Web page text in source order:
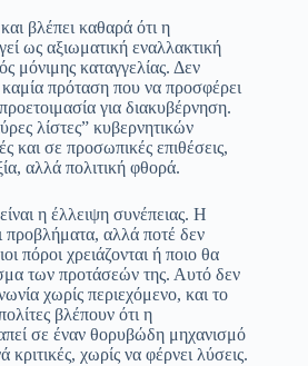
βλέπει καθαρά ότι η
ως αξιωματική εναλλακτική
μόνιμης καταγγελίας. Δεν
καμία πρόταση που να προσφέρει
για διακυβέρνηση.
λίστες” κυβερνητικών
και σε προσωπικές επιθέσεις,
αλλά πολιτική φθορά.
η έλλειψη συνέπειας. Η
προβλήματα, αλλά ποτέ δεν
πόροι χρειάζονται ή ποιο θα
των προτάσεών της. Αυτό δεν
χωρίς περιεχόμενο, και το
βλέπουν ότι η
σε έναν θορυβώδη μηχανισμό
χωρίς να φέρνει λύσεις.